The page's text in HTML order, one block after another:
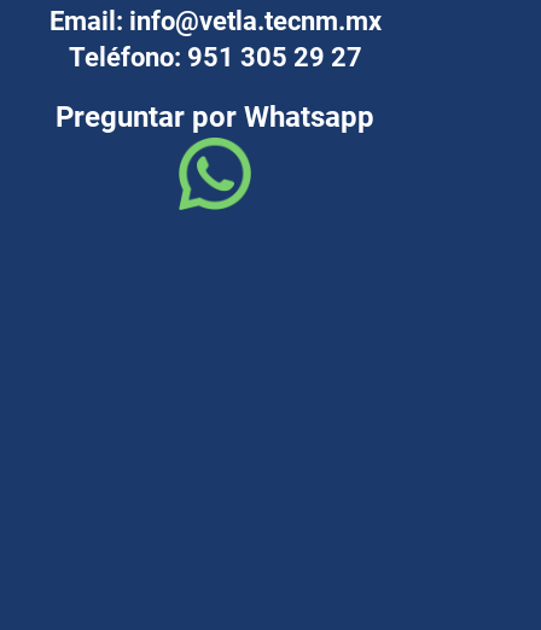
Email: info@vetla.tecnm.mx
Teléfono: 951 305 29 27
Preguntar por Whatsapp